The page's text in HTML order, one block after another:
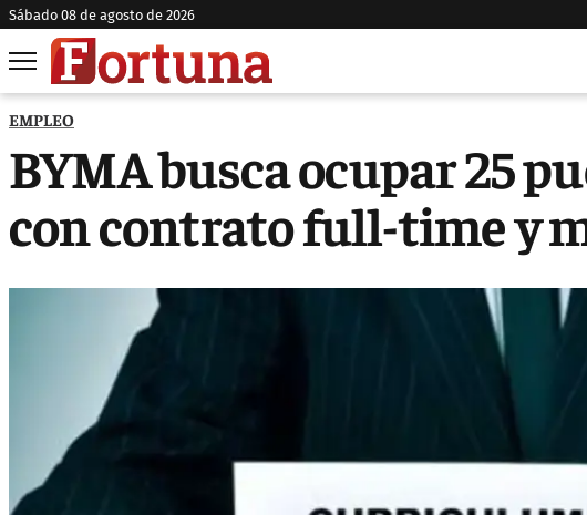
sábado 08 de agosto de 2026
EMPLEO
BYMA busca ocupar 25
con contrato full-time y